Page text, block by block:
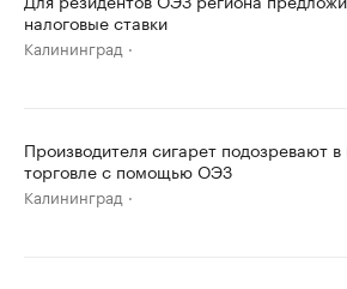
налоговые ставки
Калининград
Производителя сигарет подозревают в
торговле с помощью ОЭЗ
Калининград